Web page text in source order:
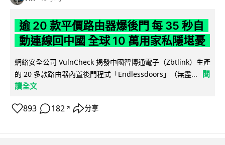
逾 20 款平價路由器爆後門 每 35 秒自
動連線回中國 全球 10 萬用家私隱堪憂
網絡安全公司 VulnCheck 揭發中國智博通電子（Zbtlink）生產
的 20 多款路由器內置後門程式「Endlessdoors」（無盡...
閱
讀全文
893 182 ↗ 分享